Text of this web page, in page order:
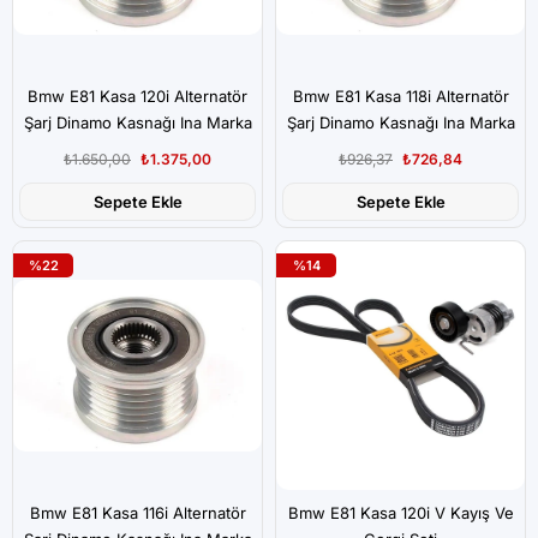
Bmw E81 Kasa 120i Alternatör
Şarj Dinamo Kasnağı Ina Marka
₺1.375,00
₺1.650,00
Sepete Ekle
Bmw E81 Kasa 118i Alternatör
Şarj Dinamo Kasnağı Ina Marka
₺726,84
₺926,37
Sepete Ekle
Bmw E81 Kasa 116i Alternatör
%22
Bmw E81 Kasa 120i V Kayış Ve
%14